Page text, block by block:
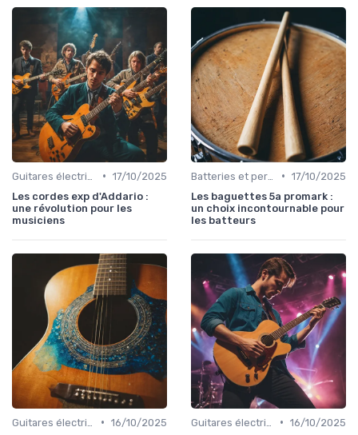
• 17/10/2025
Les cordes exp d'Addario :
une révolution pour les
musiciens
• 17/10/2025
Les baguettes 5a promark :
un choix incontournable pour
les batteurs
• 16/10/2025
• 16/10/2025